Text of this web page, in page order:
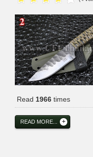
Read 1966 times
READ MORE...